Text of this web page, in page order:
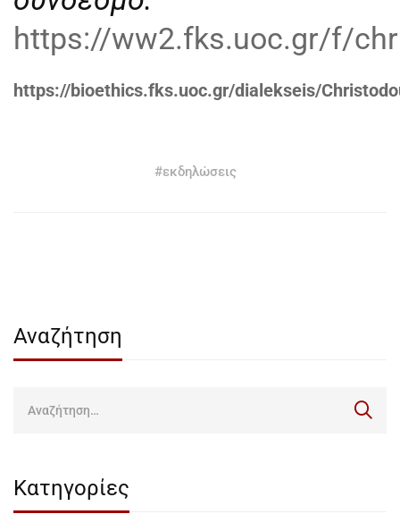
https://ww2.fks.uoc.gr/f/
https://bioethics.fks.uoc.gr/dialekseis/
#εκδηλώσεις
Αναζήτηση
Κατηγορίες